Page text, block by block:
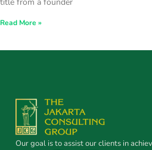
Read More »
Our goal is to assist our clients in